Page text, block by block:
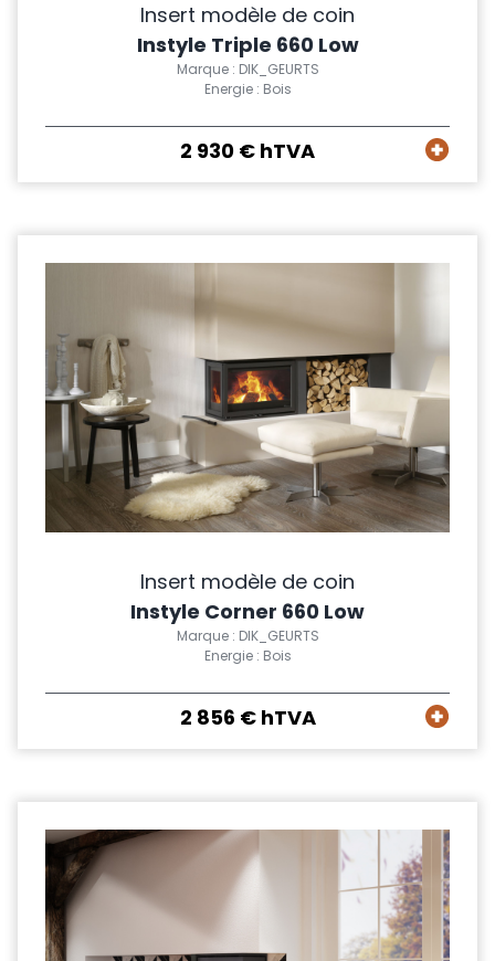
Insert modèle de coin
Instyle Triple 660 Low
Marque : DIK_GEURTS
Energie : Bois
2 930 € hTVA
Insert modèle de coin
Instyle Corner 660 Low
Marque : DIK_GEURTS
Energie : Bois
2 856 € hTVA